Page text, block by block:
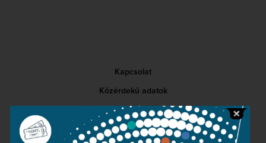
Kapcsolat
Közérdekű adatok
Sajtószoba
Adatvédelem